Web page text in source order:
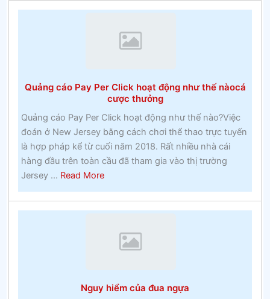
nội
vui
xung
quanh
bạn
–
Đánh
bạc
Quảng cáo Pay Per Click hoạt động như thế nàocá
cược thưởng
Quảng cáo Pay Per Click hoạt động như thế nào?Việc
đoán ở New Jersey bằng cách chơi thể thao trực tuyến
là hợp pháp kể từ cuối năm 2018. Rất nhiều nhà cái
hàng đầu trên toàn cầu đã tham gia vào thị trường
Jersey ... Read Moreabout
Quảng
cáo
Click
như
Nguy hiểm của đua ngựa